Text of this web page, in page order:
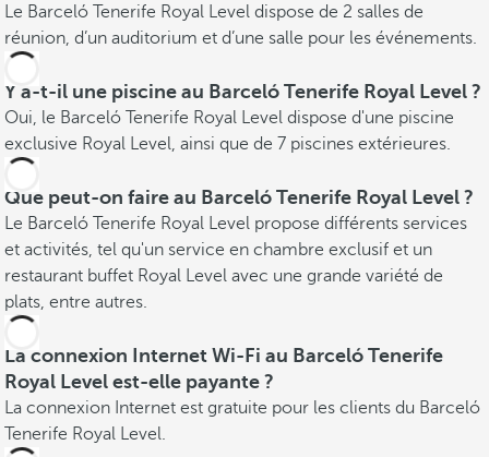
Le Barceló Tenerife Royal Level dispose de 2 salles de
réunion, d’un auditorium et d’une salle pour les événements.
Y a-t-il une piscine au Barceló Tenerife Royal Level ?
Oui, le Barceló Tenerife Royal Level dispose d'une piscine
exclusive Royal Level, ainsi que de 7 piscines extérieures.
Que peut-on faire au Barceló Tenerife Royal Level ?
Le Barceló Tenerife Royal Level propose différents services
et activités, tel qu'un service en chambre exclusif et un
restaurant buffet Royal Level avec une grande variété de
plats, entre autres.
La connexion Internet Wi-Fi au Barceló Tenerife
Royal Level est-elle payante ?
La connexion Internet est gratuite pour les clients du Barceló
Tenerife Royal Level.